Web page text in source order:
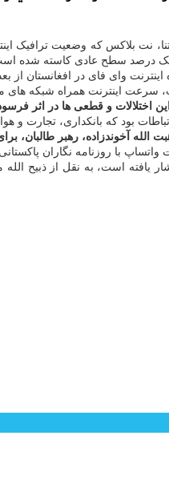
که وضعیت ترافیک اینترنت در جهان را
یک درصد سطح عادی کاسته شده
اینترنت وای فای در
شبکه های مخابراتی هم باید از ۴جی و ۳جی به
این اختلالات و قطعی ها در اثر
بود که بانکداری، تجارت و
آخوندزاده، رهبر طالبان، برای
با روزنامه نگاران
یافته است، به نقل از ذبیح